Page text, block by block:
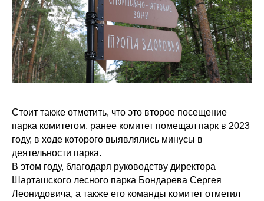
Стоит также отметить, что это второе посещение
парка комитетом, ранее комитет помещал парк в 2023
году, в ходе которого выявлялись минусы в
деятельности парка.
В этом году, благодаря руководству директора
Шарташского лесного парка Бондарева Сергея
Леонидовича, а также его команды комитет отметил